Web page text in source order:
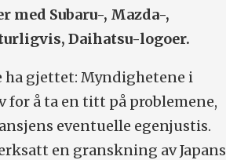
med Subaru-, Mazda-,
Daihatsu-logoer.
ha gjettet: Myndighetene i
for å ta en titt på problemene,
eventuelle egenjustis.
en granskning av Japans